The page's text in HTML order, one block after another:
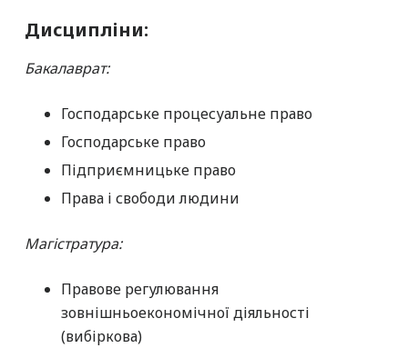
Дисципліни:
Бакалаврат:
Господарське процесуальне право
Господарське право
Підприємницьке право
Права і свободи людини
Магістратура:
Правове регулювання
зовнішньоекономічної діяльності
(вибіркова)